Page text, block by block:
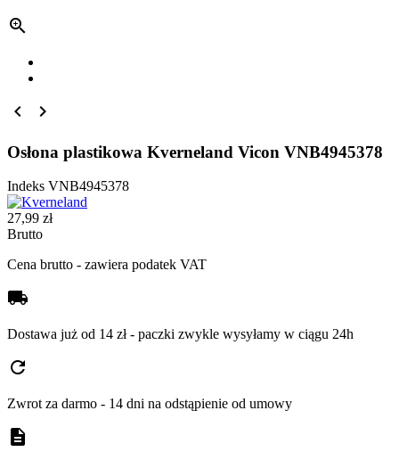

 
Osłona plastikowa Kverneland Vicon VNB4945378
Indeks VNB4945378
27,99 zł
Brutto
Cena brutto - zawiera podatek VAT
local_shipping
Dostawa już od 14 zł - paczki zwykle wysyłamy w ciągu 24h
refresh
Zwrot za darmo - 14 dni na odstąpienie od umowy
description